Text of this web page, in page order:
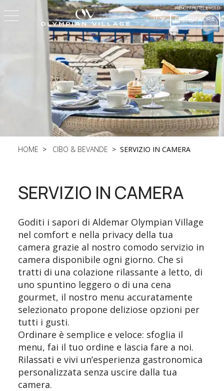
IT
PRENOTA HOTEL E VOLO
PRENOTA ORA
HOME CIBO & BEVANDE SERVIZIO IN CAMERA
SERVIZIO IN CAMERA
Goditi i sapori di Aldemar Olympian Village
nel comfort e nella privacy della tua
camera grazie al nostro comodo servizio in
camera disponibile ogni giorno. Che si
tratti di una colazione rilassante a letto, di
uno spuntino leggero o di una cena
gourmet, il nostro menu accuratamente
selezionato propone deliziose opzioni per
tutti i gusti.
Ordinare è semplice e veloce: sfoglia il
menu, fai il tuo ordine e lascia fare a noi.
Rilassati e vivi un’esperienza gastronomica
personalizzata senza uscire dalla tua
camera.